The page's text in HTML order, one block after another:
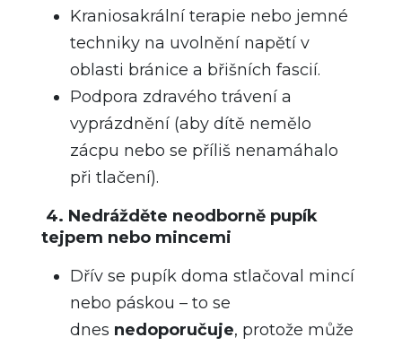
Kraniosakrální terapie nebo jemné
techniky na uvolnění napětí v
oblasti bránice a břišních fascií.
Podpora zdravého trávení a
vyprázdnění (aby dítě nemělo
zácpu nebo se příliš nenamáhalo
při tlačení).
4. Nedrážděte neodborně pupík
tejpem nebo mincemi
Dřív se pupík doma stlačoval mincí
nebo páskou – to se
dnes nedoporučuje, protože může